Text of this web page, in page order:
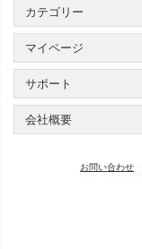
カテゴリー
マイページ
サポート
会社概要
お問い合わせ